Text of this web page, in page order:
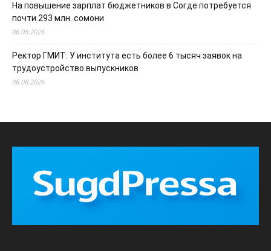
На повышение зарплат бюджетников в Согде потребуется
почти 293 млн. сомони
06.08.2026
Ректор ГМИТ: У института есть более 6 тысяч заявок на
трудоустройство выпускников
06.08.2026